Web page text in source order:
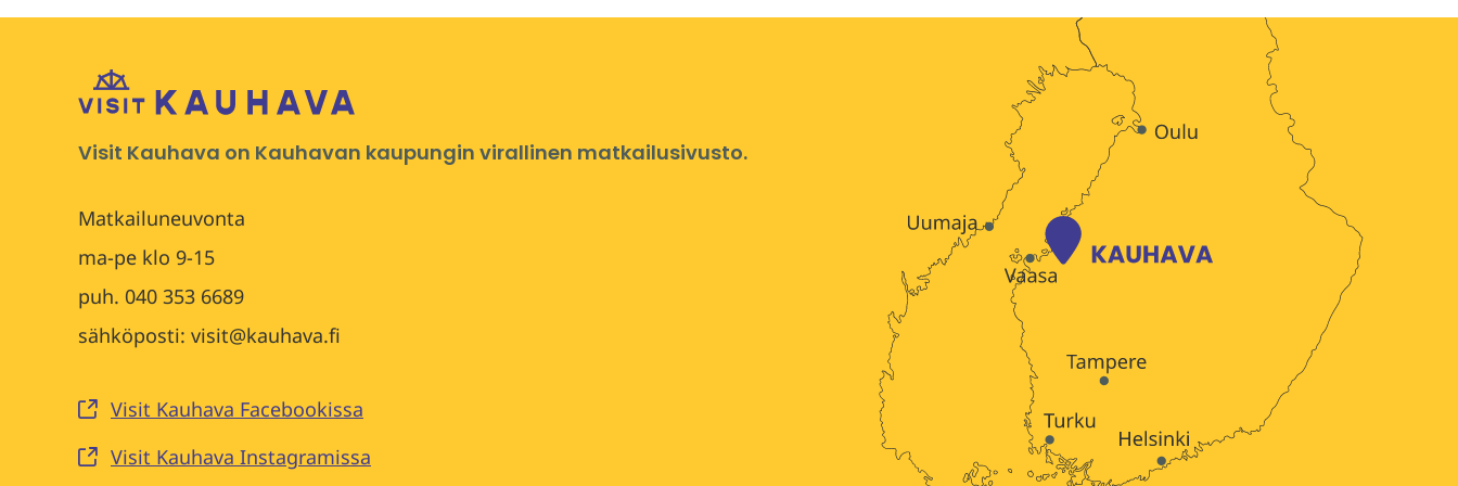
Visit Kauhava on Kauhavan kaupungin virallinen matkailusivusto.
Matkailuneuvonta
ma-pe klo 9-15
puh. 040 353 6689
sähköposti: visit@kauhava.fi
Visit Kauhava Facebookissa
Visit Kauhava Instagramissa